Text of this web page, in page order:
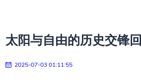
太阳与自由的历史交锋
2025-07-03 01:11:55